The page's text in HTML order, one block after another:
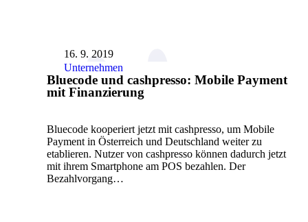
16. 9. 2019
Unternehmen
Bluecode und cashpresso: Mobile Payment
mit Finanzierung
Bluecode kooperiert jetzt mit cashpresso, um Mobile
Payment in Österreich und Deutschland weiter zu
etablieren. Nutzer von cashpresso können dadurch jetzt
mit ihrem Smartphone am POS bezahlen. Der
Bezahlvorgang…